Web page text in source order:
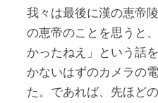
我々は最後に漢の恵帝
の恵帝のことを思うと
かったねえ」という話
かないはずのカメラの
た。であれば、先ほど